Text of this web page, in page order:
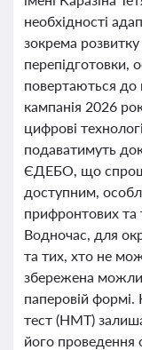
необхідності
зокрема
перепідготовки,
повертаються до
кампанія 2026
цифрові
подаватимуть
ЄДЕБО, що
доступним,
прифронтових та
Водночас, для
та тих, хто не
збережена
паперовій
тест (НМТ)
його проведення